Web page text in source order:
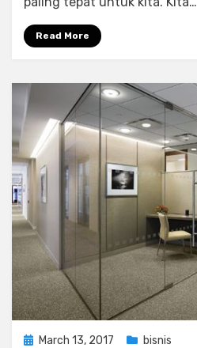
Read More
PostedMarch 13, 2017 bisnis